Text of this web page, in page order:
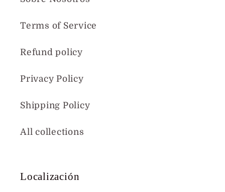
Terms of Service
Refund policy
Privacy Policy
Shipping Policy
All collections
Localización